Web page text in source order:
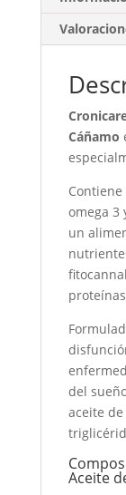
Cáñamo
omega 3
un
del
aceite
Aceite